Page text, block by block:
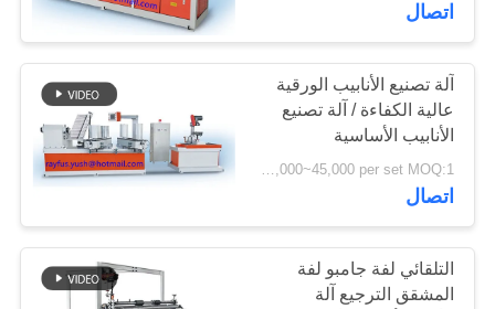
مراقبة
الجودة
اتصل
أخبار
اتصال
آلة تصنيع الأنابيب الورقية
عالية الكفاءة / آلة تصنيع
الأنابيب الأساسية
USD 35,000~45,000 per set MOQ:1 مجموعة
اتصال
التلقائي لفة جامبو لفة
المشقق الترجيع آلة